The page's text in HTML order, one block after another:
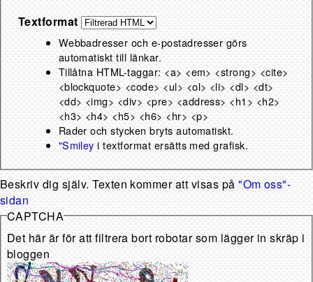
Textformat
Webbadresser och e-postadresser görs
automatiskt till länkar.
Tillåtna HTML-taggar: <a> <em> <strong> <cite>
<blockquote> <code> <ul> <ol> <li> <dl> <dt>
<dd> <img> <div> <pre> <address> <h1> <h2>
<h3> <h4> <h5> <h6> <hr> <p>
Rader och stycken bryts automatiskt.
"Smiley i textformat ersätts med grafisk.
Beskriv dig själv. Texten kommer att visas på"Om oss"-
sidan
CAPTCHA
Det här är för att filtrera bort robotar som lägger in skräp i
bloggen